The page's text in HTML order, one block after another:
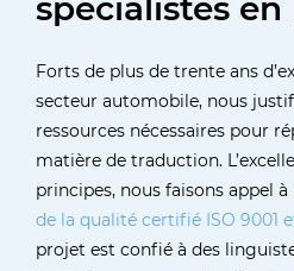
spécialistes
Forts de plus de trente ans
secteur automobile, nous
ressources nécessaires pour
matière de traduction.
principes, nous faisons appel à
de la qualité certifié ISO 9001
projet est confié à des